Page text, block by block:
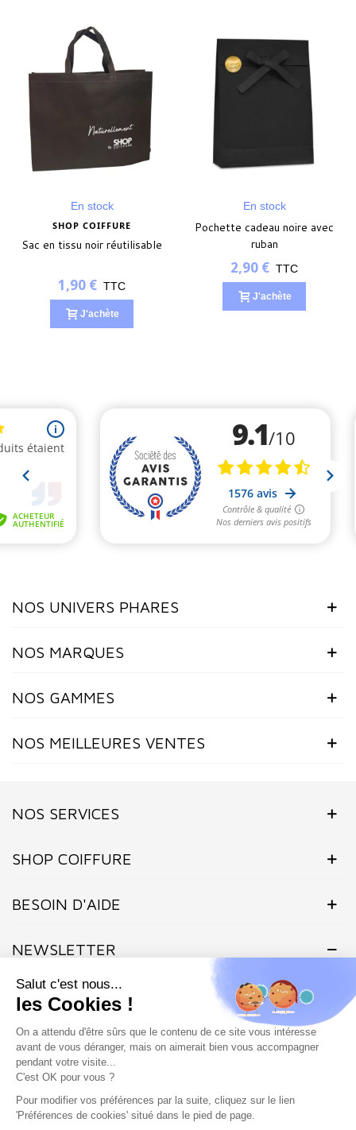
En stock
SHOP COIFFURE
Sac en tissu noir réutilisable
1,90 € TTC
J'achète
En stock
Pochette cadeau noire avec
ruban
2,90 € TTC
J'achète
NOS UNIVERS PHARES
NOS MARQUES
NOS GAMMES
NOS MEILLEURES VENTES
NOS SERVICES
SHOP COIFFURE
BESOIN D'AIDE
NEWSLETTER
Inscrivez-vous dès maintenant à notre Newsletter et recevez en
exclusivité nos offres flashs, promotions et actualités.
Site protégé par reCAPTCHA.
Marchand approuvé par la Société des Avis Garantis, cliquez ici pour
vérifier.